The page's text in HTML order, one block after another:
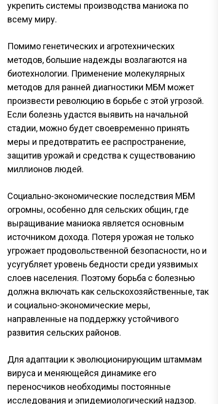
укрепить системы производства маниока по
всему миру.
Помимо генетических и агротехнических
методов, большие надежды возлагаются на
биотехнологии. Применение молекулярных
методов для ранней диагностики МБМ может
произвести революцию в борьбе с этой угрозой.
Если болезнь удастся выявить на начальной
стадии, можно будет своевременно принять
меры и предотвратить ее распространение,
защитив урожай и средства к существованию
миллионов людей.
Социально-экономические последствия МБМ
огромны, особенно для сельских общин, где
выращивание маниока является основным
источником дохода. Потеря урожая не только
угрожает продовольственной безопасности, но и
усугубляет уровень бедности среди уязвимых
слоев населения. Поэтому борьба с болезнью
должна включать как сельскохозяйственные, так
и социально-экономические меры,
направленные на поддержку устойчивого
развития сельских районов.
Для адаптации к эволюционирующим штаммам
вируса и меняющейся динамике его
переносчиков необходимы постоянные
исследования и эпидемиологический надзор.